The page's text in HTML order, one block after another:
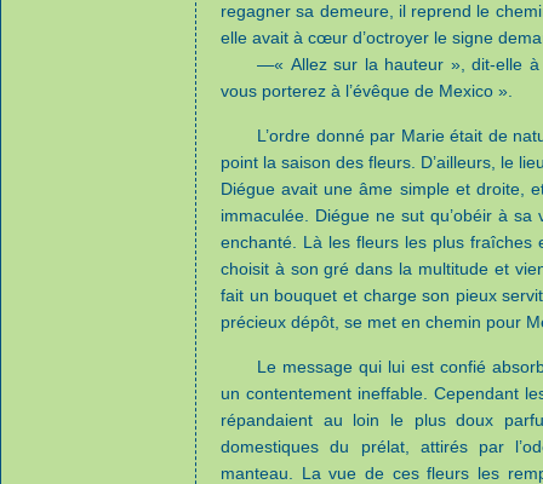
regagner sa demeure, il reprend le
elle avait à cœur d’octroyer le signe
—« Allez sur la hauteur », dit-elle
vous porterez à l’évêque de Mexico ».
L’ordre donné par Marie était de
point la saison des fleurs. D’ailleurs, le
Diégue avait une âme simple et droite,
immaculée. Diégue ne sut qu’obéir à
enchanté. Là les fleurs les plus
choisit à son gré dans la multitude et
fait un bouquet et charge son pieux
précieux dépôt, se met en chemin pour
Le message qui lui est confié
un contentement ineffable. Cependant
répandaient au loin le plus doux
domestiques du prélat, attirés par
manteau. La vue de ces fleurs les